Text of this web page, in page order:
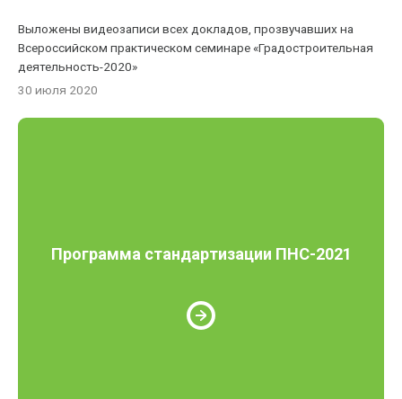
Выложены видеозаписи всех докладов, прозвучавших на
Всероссийском практическом семинаре «Градостроительная
деятельность-2020»
30 июля 2020
Программа стандартизации ПНС-2021